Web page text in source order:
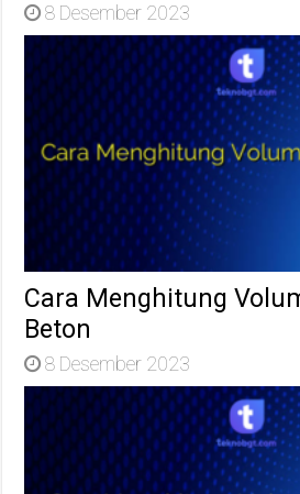
8 Desember 2023
Cara Menghitung
Beton
8 Desember 2023